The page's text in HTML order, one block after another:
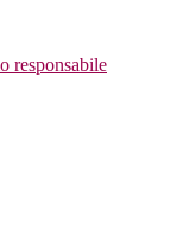
responsabile